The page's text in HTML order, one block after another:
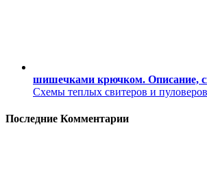
шишечками крючком. Описание,
Схемы теплых свитеров и пуловеров
Последние Комментарии